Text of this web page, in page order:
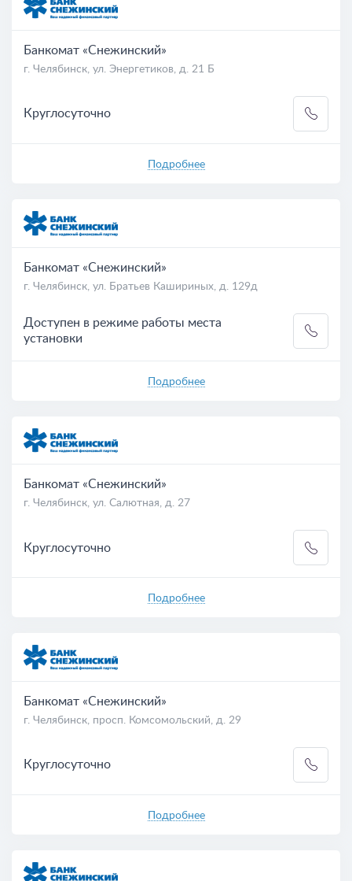
Банкомат «Снежинский»
г. Челябинск, ул. Энергетиков, д. 21 Б
Круглосуточно
Подробнее
Банкомат «Снежинский»
г. Челябинск, ул. Братьев Кашириных, д. 129д
Доступен в режиме работы места
установки
Подробнее
Банкомат «Снежинский»
г. Челябинск, ул. Салютная, д. 27
Круглосуточно
Подробнее
Банкомат «Снежинский»
г. Челябинск, просп. Комсомольский, д. 29
Круглосуточно
Подробнее